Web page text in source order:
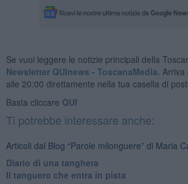
Se vuoi leggere le notizie principali della
Newsletter QUInews - ToscanaMedia. Arriva
alle 20:00 direttamente nella tua casella di
Basta cliccare QUI
Ti potrebbe interessare anche:
Articoli dal Blog “Parole milonguere” di Maria
Diario di una tanghera
Il tanguero che entra in pista